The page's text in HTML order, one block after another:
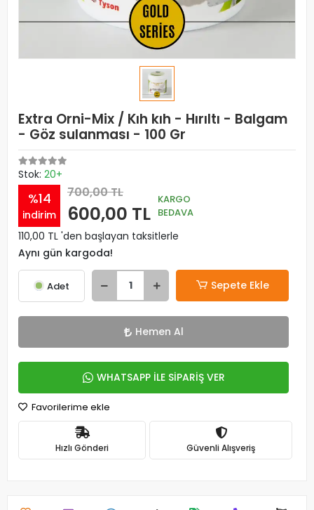
Extra Orni-Mix / Kıh kıh - Hırıltı - Balgam
- Göz sulanması - 100 Gr
Stok: 20+
%14
indirim
700,00 TL
600,00 TL
KARGO
BEDAVA
110,00 TL 'den başlayan taksitlerle
Aynı gün kargoda!
Adet Sepete Ekle
Hemen Al
WHATSAPP İLE SİPARİŞ VER
Favorilerime ekle
Hızlı Gönderi Güvenli Alışveriş